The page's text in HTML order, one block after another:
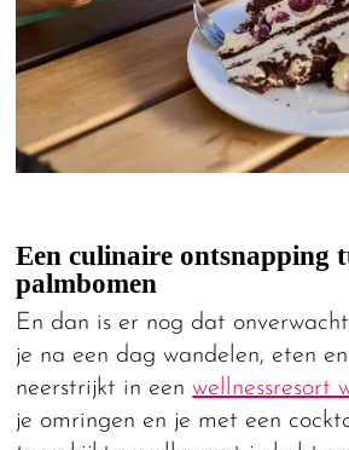
Een culinaire ontsnapping
palmbomen
En dan is er nog dat
je na een dag wandelen, eten
neerstrijkt in eenwellnessresort
je omringen en je met een